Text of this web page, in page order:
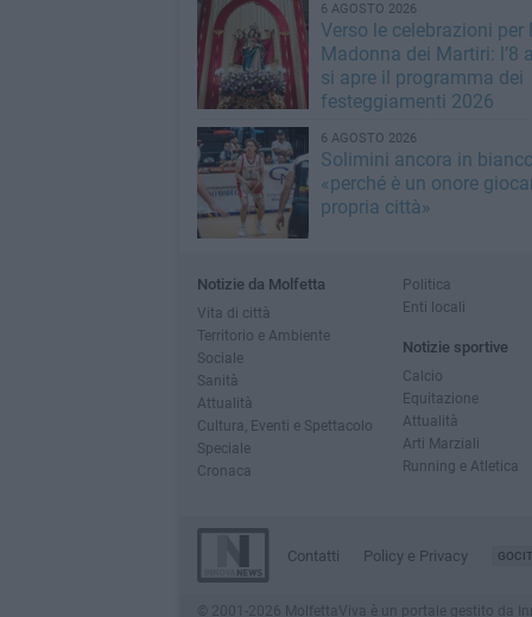
6 AGOSTO 2026
Verso le celebrazioni per
Madonna dei Martiri: l’8
si apre il programma dei
festeggiamenti 2026
6 AGOSTO 2026
Solimini ancora in
«perché è un onore
propria città»
Notizie da Molfetta
Vita di città
Territorio e Ambiente
Sociale
Sanità
Attualità
Cultura, Eventi e Spettacolo
Speciale
Cronaca
Politica
Enti locali
Notizie sportive
Calcio
Equitazione
Attualità
Arti Marziali
Running e Atletica
Contatti Policy e Privacy
© 2001-2026 MolfettaViva è un portale gestito da